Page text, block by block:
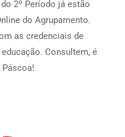
2º Período já estão
do Agrupamento.
as credenciais de
Consultem, é